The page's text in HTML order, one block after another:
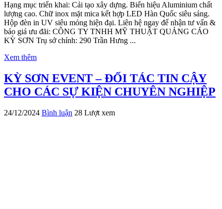
Hạng mục triển khai: Cải tạo xây dựng. Biển hiệu Aluminium chất
lượng cao. Chữ inox mặt mica kết hợp LED Hàn Quốc siêu sáng.
Hộp đèn in UV siêu mỏng hiện đại. Liên hệ ngay để nhận tư vấn &
báo giá ưu đãi: CÔNG TY TNHH MỸ THUẬT QUẢNG CÁO
KỲ SƠN Trụ sở chính: 290 Trần Hưng ...
Xem thêm
KỲ SƠN EVENT – ĐỐI TÁC TIN CẬY
CHO CÁC SỰ KIỆN CHUYÊN NGHIỆP
24/12/2024 Bình luận 28 Lượt xem